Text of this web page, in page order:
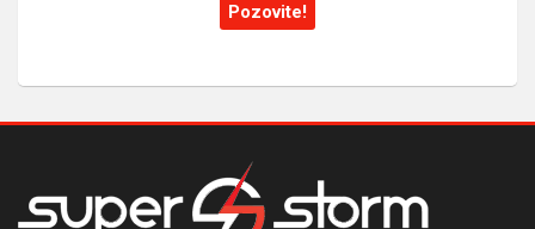
Pozovite!